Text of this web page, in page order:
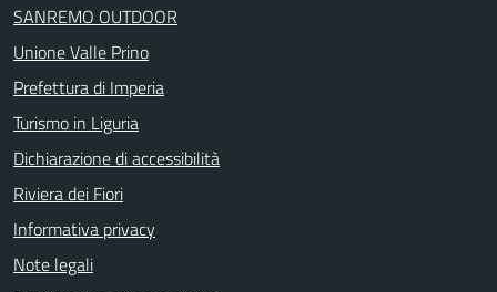
SANREMO OUTDOOR
Unione Valle Prino
Prefettura di Imperia
Turismo in Liguria
Dichiarazione di accessibilità
Riviera dei Fiori
Informativa privacy
Note legali